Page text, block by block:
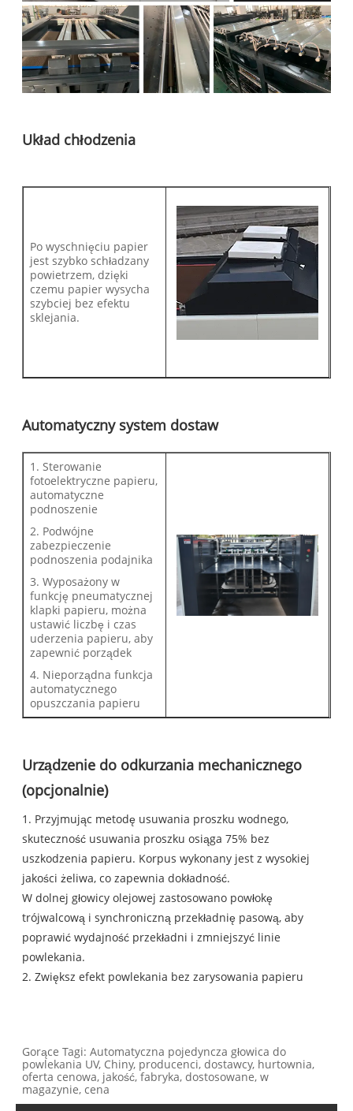
Układ chłodzenia
Po wyschnięciu papier
jest szybko schładzany
powietrzem, dzięki
czemu papier wysycha
szybciej bez efektu
sklejania.
Automatyczny system dostaw
1. Sterowanie
fotoelektryczne papieru,
automatyczne
podnoszenie
2. Podwójne
zabezpieczenie
podnoszenia podajnika
3. Wyposażony w
funkcję pneumatycznej
klapki papieru, można
ustawić liczbę i czas
uderzenia papieru, aby
zapewnić porządek
4. Nieporządna funkcja
automatycznego
opuszczania papieru
Urządzenie do odkurzania mechanicznego
(opcjonalnie)
1. Przyjmując metodę usuwania proszku wodnego,
skuteczność usuwania proszku osiąga 75% bez
uszkodzenia papieru. Korpus wykonany jest z wysokiej
jakości żeliwa, co zapewnia dokładność.
W dolnej głowicy olejowej zastosowano powłokę
trójwalcową i synchroniczną przekładnię pasową, aby
poprawić wydajność przekładni i zmniejszyć linie
powlekania.
2. Zwiększ efekt powlekania bez zarysowania papieru
Gorące Tagi: Automatyczna pojedyncza głowica do
powlekania UV, Chiny, producenci, dostawcy, hurtownia,
oferta cenowa, jakość, fabryka, dostosowane, w
magazynie, cena